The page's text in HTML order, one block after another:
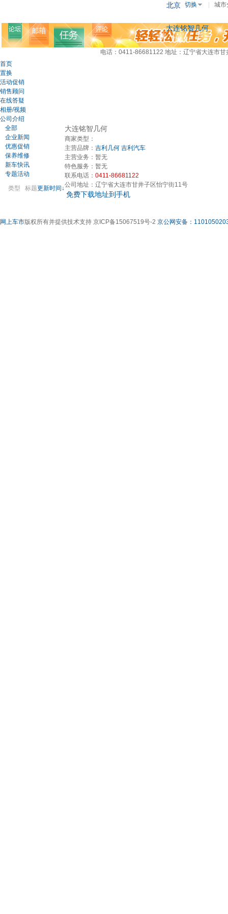
北京 切换 城市
大连铭智几何
电话：0411-86681122 地址：辽宁省大连市
首页
置换
活动促销
销售顾问
在线答疑
相册/视频
公司介绍
全部
企业新闻
优惠促销
保养维修
新车快讯
专题活动
更新时间↓
类型 标题
大连铭智几何
商家类型：
主营品牌： 吉利几何 吉利汽车
主营业务： 暂无
特色服务： 暂无
联系电话： 0411-86681122
公司地址： 辽宁省大连市甘井子区怡宁街11号
免费下载地址到手机
网上车市版权所有并提供技术支持 京ICP备15067519号-2 京公网安备：